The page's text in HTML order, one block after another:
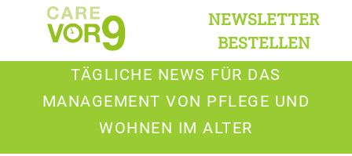
NEWSLETTER
BESTELLEN
TÄGLICHE NEWS FÜR DAS
MANAGEMENT VON PFLEGE UND
WOHNEN IM ALTER